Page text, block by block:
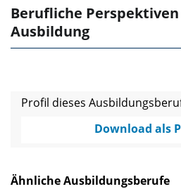
Berufliche
Ausbildung
Profil dieses
Download als
Ähnliche Ausbildungsberufe